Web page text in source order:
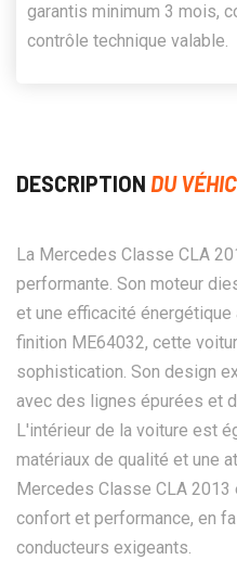
garantis minimum 3 mois,
contrôle technique valable.
DESCRIPTION DU
La Mercedes Classe CLA
performante. Son moteur
et une efficacité énergétique
finition ME64032, cette
sophistication. Son design
avec des lignes épurées et
L'intérieur de la voiture est
matériaux de qualité et une
Mercedes Classe CLA
confort et performance, en
conducteurs exigeants.